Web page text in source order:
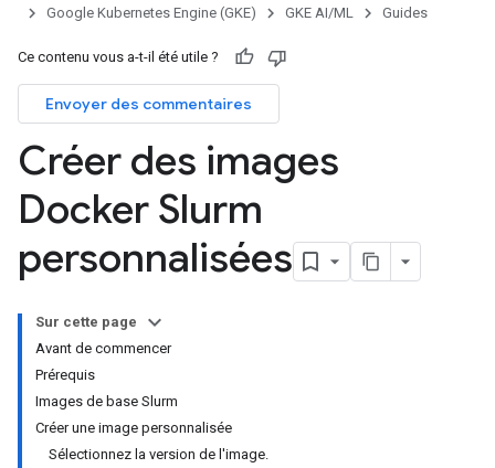
Google Kubernetes Engine (GKE)
GKE AI/ML Guides
Ce contenu vous a-t-il été utile ?
Envoyer des commentaires
Créer des images
Docker Slurm
personnalisées
Sur cette page
Avant de commencer
Prérequis
Images de base Slurm
Créer une image personnalisée
Sélectionnez la version de l'image.